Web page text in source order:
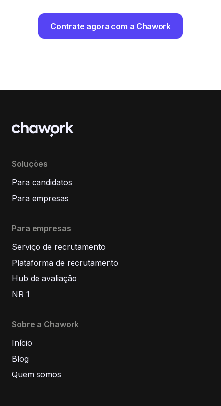
Contrate agora com a Chawork
Soluções
Para candidatos
Para empresas
Para empresas
Serviço de recrutamento
Plataforma de recrutamento
Hub de avaliação
NR 1
Sobre a Chawork
Início
Blog
Quem somos